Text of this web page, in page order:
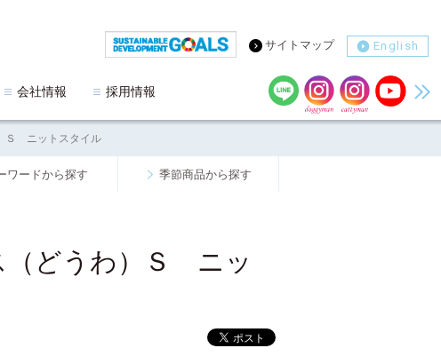
会社情報 採用情報
サイトマップ English
Ｓ ニットスタイル
ワードから探す 季節商品から探す
（どうわ）Ｓ ニッ